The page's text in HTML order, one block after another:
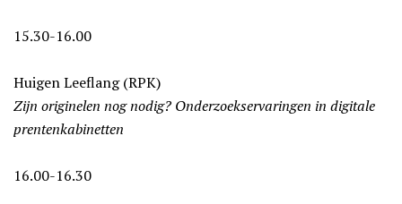
15.30-16.00
Huigen Leeflang (RPK)
Zijn originelen nog nodig? Onderzoekservaringen in digitale
prentenkabinetten
16.00-16.30